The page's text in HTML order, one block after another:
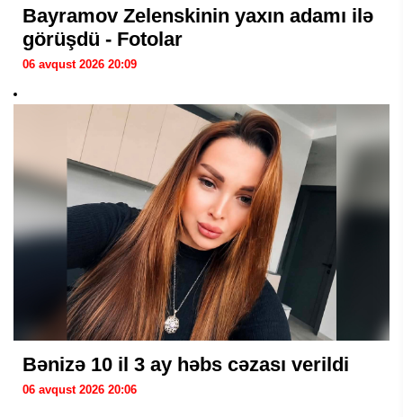
Bayramov Zelenskinin yaxın adamı ilə
görüşdü - Fotolar
06 avqust 2026 20:09
Bənizə 10 il 3 ay həbs cəzası verildi
06 avqust 2026 20:06